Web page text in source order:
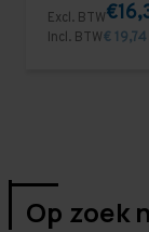
Excl. BTW
Incl. BTW€ 19,74
Op zoek